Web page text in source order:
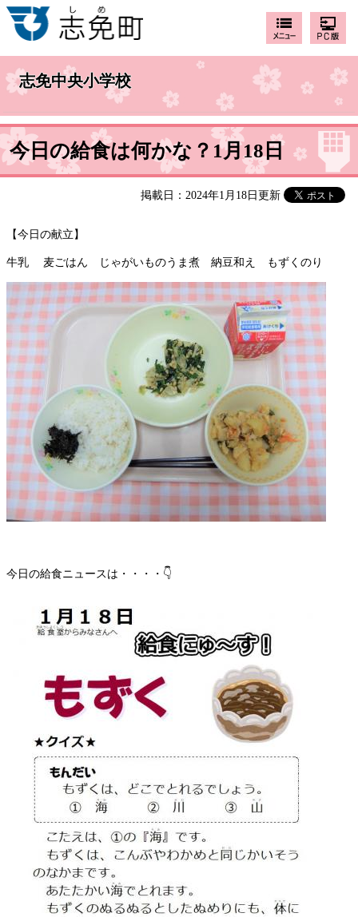
志免中央小学校
今日の給食は何かな？1月18日
掲載日：2024年1月18日更新
【今日の献立】
牛乳 麦ごはん じゃがいものうま煮 納豆和え もずくのり
今日の給食ニュースは・・・・👇